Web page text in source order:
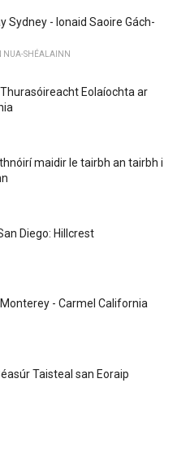
Sydney - Ionaid Saoire Gách-
NUA-SHÉALAINN
Eolaíochta ar
maidir le tairbh an tairbh i
Diego: Hillcrest
- Carmel California
Taisteal san Eoraip